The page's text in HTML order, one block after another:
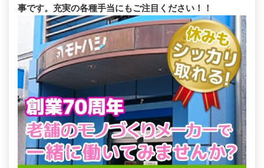
事です。充実の各種手当にもご注目ください！！